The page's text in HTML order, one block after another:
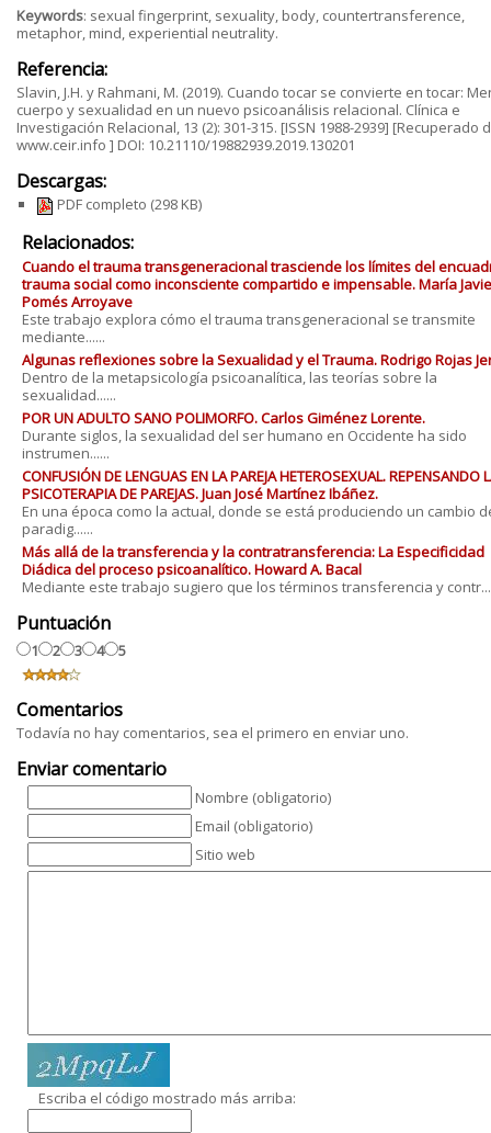
Keywords: sexual fingerprint, sexuality, body, countertransference,
metaphor, mind, experiential neutrality.
Referencia:
Slavin, J.H. y Rahmani, M. (2019). Cuando tocar se convierte en tocar:
cuerpo y sexualidad en un nuevo psicoanálisis relacional. Clínica e
Investigación Relacional, 13 (2): 301-315. [ISSN 1988-2939] [Recuperado
www.ceir.info ] DOI: 10.21110/19882939.2019.130201
Descargas:
PDF completo (298 KB)
Relacionados:
Cuando el trauma transgeneracional trasciende los límites del
trauma social como inconsciente compartido e impensable. María
Pomés Arroyave
Este trabajo explora cómo el trauma transgeneracional se transmite
mediante......
Algunas reflexiones sobre la Sexualidad y el Trauma. Rodrigo Rojas
Dentro de la metapsicología psicoanalítica, las teorías sobre la
sexualidad......
POR UN ADULTO SANO POLIMORFO. Carlos Giménez Lorente.
Durante siglos, la sexualidad del ser humano en Occidente ha sido
instrumen......
CONFUSIÓN DE LENGUAS EN LA PAREJA HETEROSEXUAL. REPENSANDO
PSICOTERAPIA DE PAREJAS. Juan José Martínez Ibáñez.
En una época como la actual, donde se está produciendo un cambio
paradig......
Más allá de la transferencia y la contratransferencia: La Especificidad
Diádica del proceso psicoanalítico. Howard A. Bacal
Mediante este trabajo sugiero que los términos transferencia y
Puntuación
1 2 3 4 5
Comentarios
Todavía no hay comentarios, sea el primero en enviar uno.
Enviar comentario
Nombre (obligatorio)
Email (obligatorio)
Sitio web
Escriba el código mostrado más arriba: